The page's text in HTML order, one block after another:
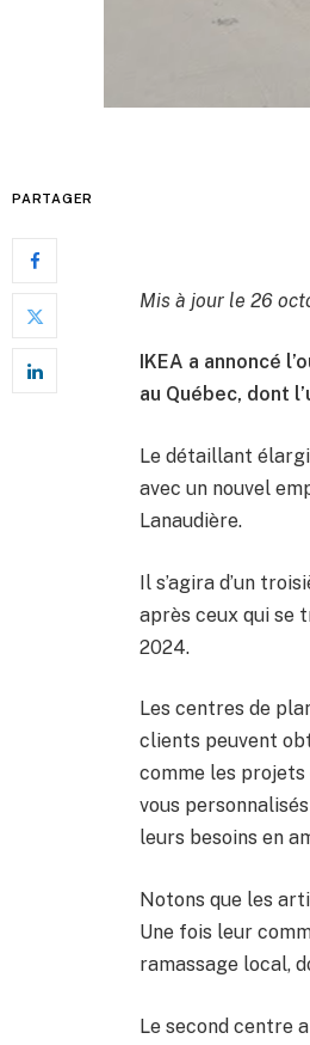
PARTAGER
Mis à jour le 26
IKEA a annoncé
au Québec, dont
Le détaillant
avec un nouvel
Lanaudière.
Il s’agira d’un
après ceux qui se
2024.
Les centres de
clients peuvent
comme les projets
vous
leurs besoins en
Notons que les
Une fois leur
ramassage local,
Le second centre